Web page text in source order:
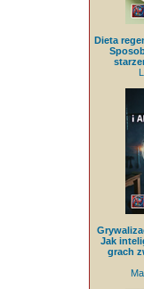
Dieta
Jak
grach